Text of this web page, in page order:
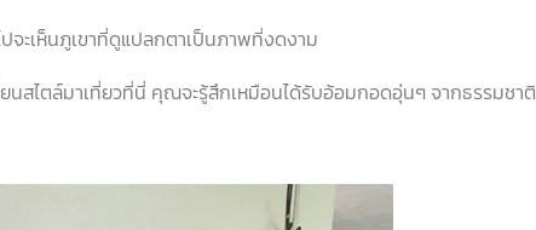
ะเห็นภูเขาที่ดูแปลกตาเป็นภาพที่งดงาม
นสไตล์มาเที่ยวที่นี่ คุณจะรู้สึกเหมือนได้รับอ้อมกอดอุ่นๆ จากธรรมชาติ